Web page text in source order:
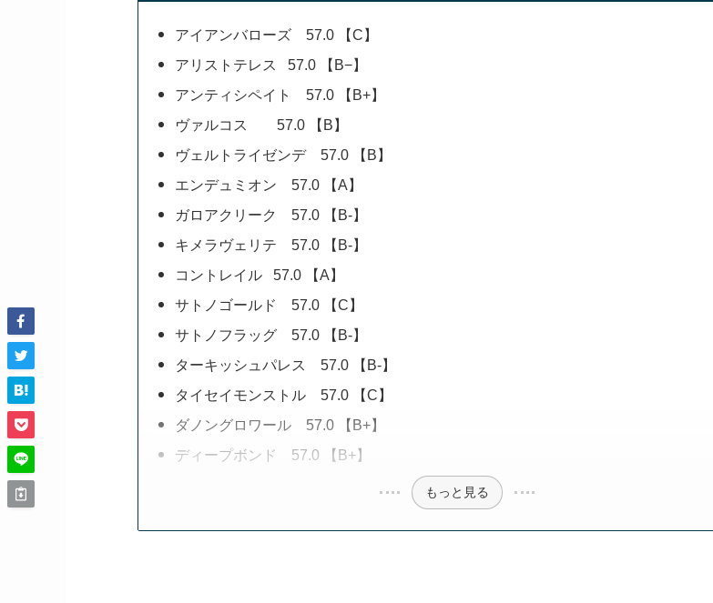
アイアンバローズ 57.0 【C】
アリストテレス 57.0 【B−】
アンティシペイト 57.0 【B+】
ヴァルコス 57.0 【B】
ヴェルトライゼンデ 57.0 【B】
エンデュミオン 57.0 【A】
ガロアクリーク 57.0 【B-】
キメラヴェリテ 57.0 【B-】
コントレイル 57.0 【A】
サトノゴールド 57.0 【C】
サトノフラッグ 57.0 【B-】
ターキッシュパレス 57.0 【B-】
タイセイモンストル 57.0 【C】
ダノングロワール 57.0 【B+】
ディープボンド 57.0 【B+】
もっと見る